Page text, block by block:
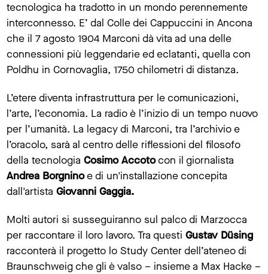
tecnologica ha tradotto in un mondo perennemente
interconnesso. E’ dal Colle dei Cappuccini in Ancona
che il 7 agosto 1904 Marconi dà vita ad una delle
connessioni più leggendarie ed eclatanti, quella con
Poldhu in Cornovaglia, 1750 chilometri di distanza.
L’etere diventa infrastruttura per le comunicazioni,
l’arte, l’economia. La radio è l’inizio di un tempo nuovo
per l’umanità. La legacy di Marconi, tra l’archivio e
l’oracolo, sarà al centro delle riflessioni del filosofo
della tecnologia Cosimo Accotocon il giornalista
Andrea Borgninoe di un'installazione concepita
dall'artista Giovanni Gaggia.
Molti autori si susseguiranno sul palco di Marzocca
per raccontare il loro lavoro. Tra questi Gustav Düsing
racconterà il progetto lo Study Center dell’ateneo di
Braunschweig che gli è valso – insieme a Max Hacke –